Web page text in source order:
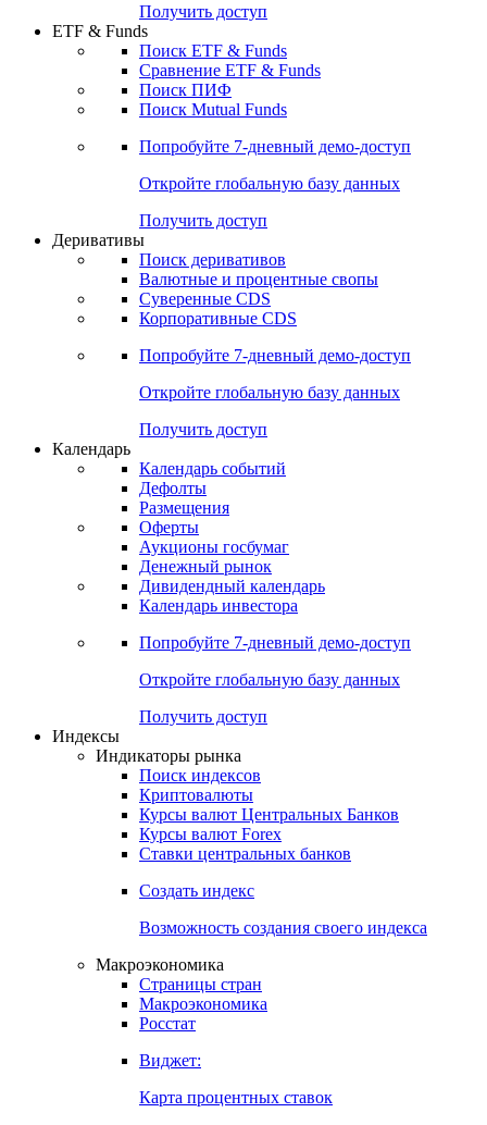
Получить доступ
ETF & Funds
Поиск ETF & Funds
Сравнение ETF & Funds
Поиск ПИФ
Поиск Mutual Funds
Попробуйте 7-дневный демо-доступ
Откройте глобальную базу данных
Получить доступ
Деривативы
Поиск деривативов
Валютные и процентные свопы
Суверенные CDS
Корпоративные CDS
Попробуйте 7-дневный демо-доступ
Откройте глобальную базу данных
Получить доступ
Календарь
Календарь событий
Дефолты
Размещения
Оферты
Аукционы госбумаг
Денежный рынок
Дивидендный календарь
Календарь инвестора
Попробуйте 7-дневный демо-доступ
Откройте глобальную базу данных
Получить доступ
Индексы
Индикаторы рынка
Поиск индексов
Криптовалюты
Курсы валют Центральных Банков
Курсы валют Forex
Ставки центральных банков
Создать индекс
Возможность создания своего индекса
Макроэкономика
Страницы стран
Макроэкономика
Росстат
Виджет:
Карта процентных ставок